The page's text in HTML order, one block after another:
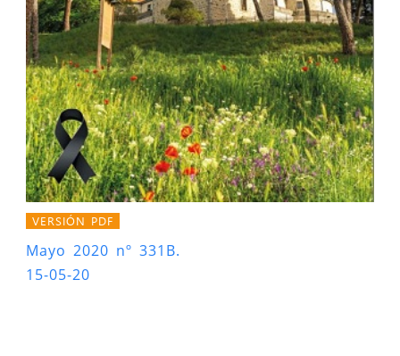
VERSIÓN PDF
Mayo 2020 nº 331B.
15-05-20